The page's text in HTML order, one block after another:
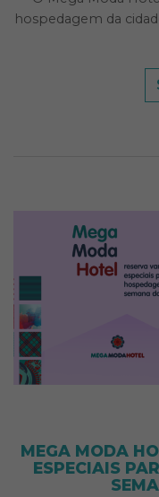
hospedagem da
MEGA MODA
ESPECIAIS